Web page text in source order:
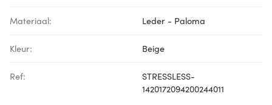
Materiaal: Leder - Paloma
Kleur: Beige
Ref:
STRESSLESS-
1420172094200244011